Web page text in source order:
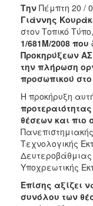
2019
2018
2017
2016
2015
2013
ΤΟΠΟΣ
Την Πέμπτη 20 /
Γιάννης
στον Τοπικό Τύπο,
1/681Μ/2008 που
Προκηρύξεων
την πλήρωση
προσωπικού
Η προκήρυξη
θέσεων και πιο
Τεχνολογικής
Υποχρεωτικής
Επίσης αξίζει
συνόλου των